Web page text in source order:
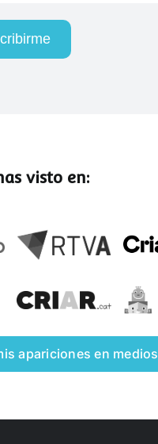
visto en:
apariciones en medios